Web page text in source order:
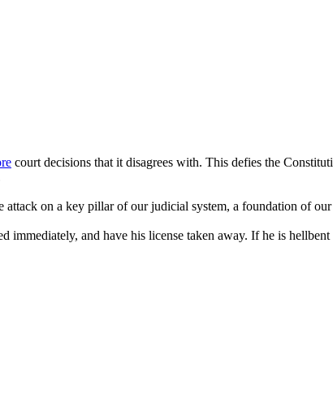
court decisions that it disagrees with. This defies the
on a key pillar of our judicial system, a foundation of
immediately, and have his license taken away. If he is